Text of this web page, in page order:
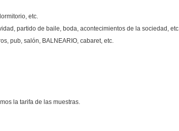
etc.
partido de baile, boda, acontecimientos de la sociedad,
pub, salón, BALNEARIO, cabaret, etc.
la tarifa de las muestras.